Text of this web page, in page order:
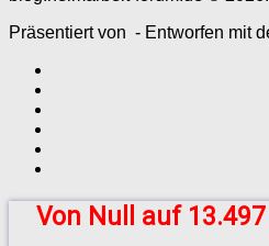
Präsentiert von - Entworfen mit
Von Null auf